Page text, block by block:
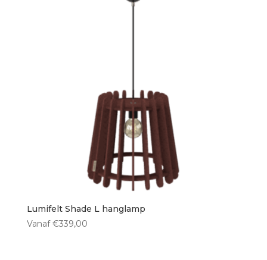
Lumifelt Shade L hanglamp
Vanaf €339,00